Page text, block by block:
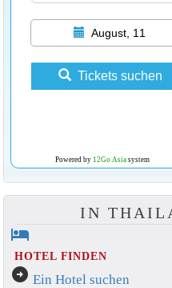
August, 11
Tickets suchen
Powered by 12Go Asiasystem
IN
hotel
HOTEL FINDEN
arrow_circle_right Ein Hotel suchen